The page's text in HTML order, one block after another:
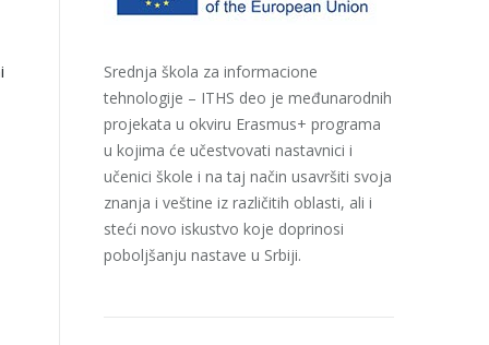
Srednja škola za informacione
tehnologije – ITHS deo je međunarodnih
projekata u okviru Erasmus+ programa
u kojima će učestvovati nastavnici i
učenici škole i na taj način usavršiti svoja
znanja i veštine iz različitih oblasti, ali i
steći novo iskustvo koje doprinosi
poboljšanju nastave u Srbiji.